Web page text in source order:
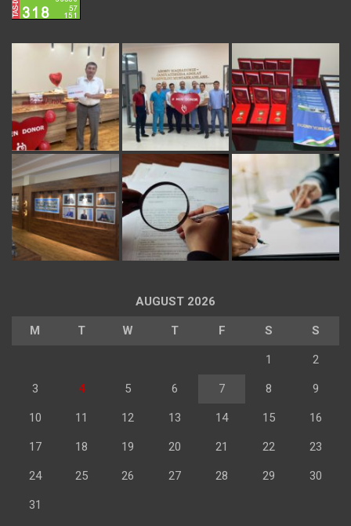
AUGUST 2026
M T W T F S S
1 2
3 4 5 6 7 8 9
10 11 12 13 14 15 16
17 18 19 20 21 22 23
24 25 26 27 28 29 30
31